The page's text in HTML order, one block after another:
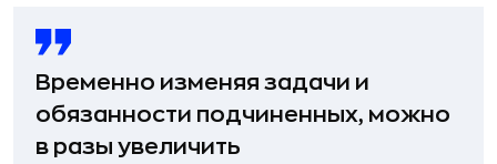
Временно изменяя задачи и
обязанности подчиненных, можно
в разы увеличить